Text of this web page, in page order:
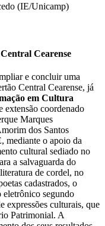
(IE/Unicamp)
Cearense
e concluir uma
Central Cearense, já
em Cultura
extensão coordenado
Marques
dos Santos
mediante o apoio da
cultural sediado no
a salvaguarda do
de cordel, no
cadastrados, o
segundo
expressões culturais, que
Patrimonial. A